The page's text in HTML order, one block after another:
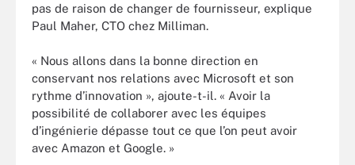
pas de raison de changer de fournisseur, explique
Paul Maher, CTO chez Milliman.
« Nous allons dans la bonne direction en
conservant nos relations avec Microsoft et son
rythme d’innovation », ajoute-t-il. « Avoir la
possibilité de collaborer avec les équipes
d’ingénierie dépasse tout ce que l’on peut avoir
avec Amazon et Google. »